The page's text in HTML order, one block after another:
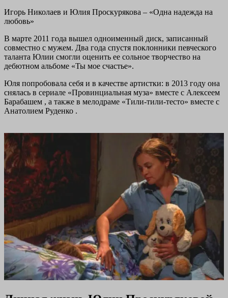
Игорь Николаев и Юлия Проскурякова – «Одна надежда на
любовь»
В марте 2011 года вышел одноименный диск, записанный
совместно с мужем. Два года спустя поклонники певческого
таланта Юлии смогли оценить ее сольное творчество на
дебютном альбоме «Ты мое счастье».
Юля попробовала себя и в качестве артистки: в 2013 году она
снялась в сериале «Провинциальная муза» вместе с Алексеем
Барабашем , а также в мелодраме «Тили-тили-тесто» вместе с
Анатолием Руденко .